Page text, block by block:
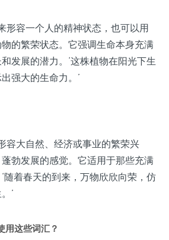
形容一个人的精神状态，也可以用
的繁荣状态。它强调生命本身充满
发展的潜力。‘这株植物在阳光下生
强大的生命力。’
容大自然、经济或事业的繁荣兴
勃发展的感觉。它适用于那些充满
随着春天的到来，万物欣欣向荣，仿
’
用这些词汇？